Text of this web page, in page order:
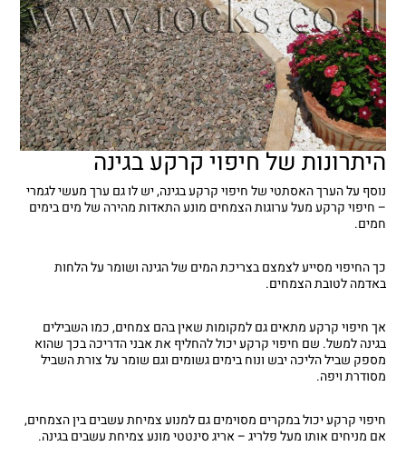
היתרונות של חיפוי קרקע בגינה
נוסף על הערך האסתטי של חיפוי קרקע בגינה, יש לו גם ערך מעשי לגמרי
– חיפוי קרקע מעל ערוגות הצמחים מונע התאדות מהירה של מים בימים
חמים.
כך החיפוי מסייע לצמצם בצריכת המים של הגינה ושומר על הלחות
באדמה לטובת הצמחים.
אך חיפוי קרקע מתאים גם למקומות שאין בהם צמחים, כמו השבילים
בגינה למשל. שם חיפוי קרקע יכול להחליף את אבני הדריכה בכך שהוא
מספק שביל הליכה יבש ונוח בימים גשומים וגם שומר על צורת השביל
מסודרת ויפה.
חיפוי קרקע יכול במקרים מסוימים גם למנוע צמיחת עשבים בין הצמחים,
אם מניחים אותו מעל פלריג – אריג סינטטי מונע צמיחת עשבים בגינה.